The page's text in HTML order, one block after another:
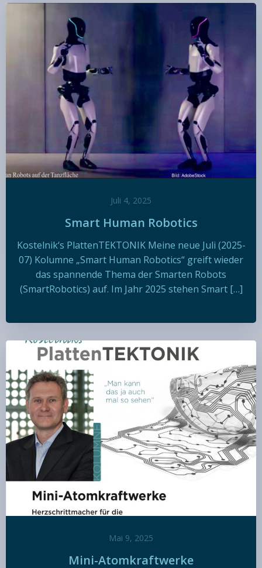
Juli 4, 2025
Smart Human Robotics
Kostelnik‘s PlattenTEKTONIK Meine neue Juli (2025-
07) Kolumne „Smart Human Robotics“ greift wieder
das spannende Thema der Smarten Robots
(SmartRobotics) auf. Im Jahr 2025 stehen Smart […]
Mai 9, 2025
Mini-Atomkraftwerke